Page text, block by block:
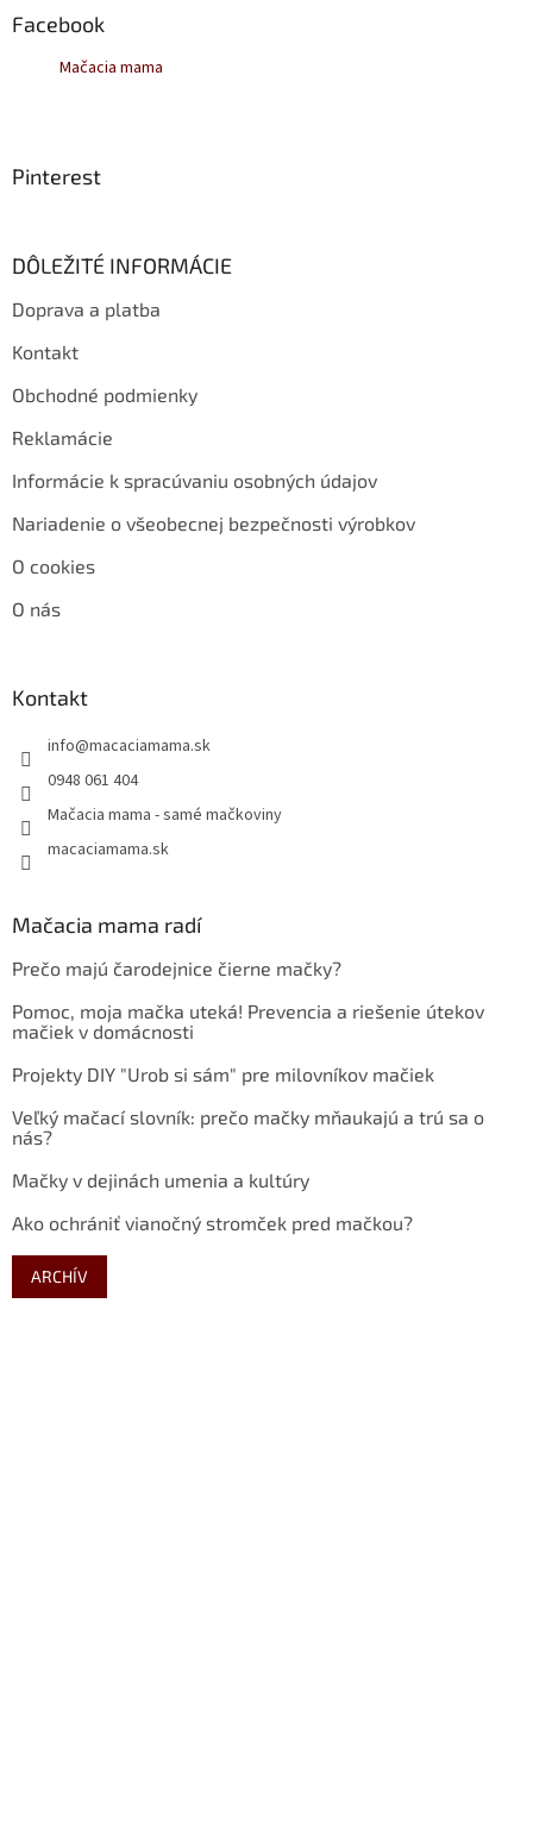
Facebook
Mačacia mama
Pinterest
DÔLEŽITÉ INFORMÁCIE
Doprava a platba
Kontakt
Obchodné podmienky
Reklamácie
Informácie k spracúvaniu osobných údajov
Nariadenie o všeobecnej bezpečnosti výrobkov
O cookies
O nás
Kontakt
info@macaciamama.sk
0948 061 404
Mačacia mama - samé mačkoviny
macaciamama.sk
Mačacia mama radí
Prečo majú čarodejnice čierne mačky?
Pomoc, moja mačka uteká! Prevencia a riešenie útekov
mačiek v domácnosti
Projekty DIY "Urob si sám" pre milovníkov mačiek
Veľký mačací slovník: prečo mačky mňaukajú a trú sa o
nás?
Mačky v dejinách umenia a kultúry
Ako ochrániť vianočný stromček pred mačkou?
ARCHÍV